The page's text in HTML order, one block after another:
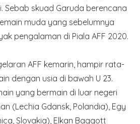
Sebab skuad Garuda berencana
muda yang sebelumnya
pengalaman di Piala AFF 2020.
AFF kemarin, hampir rata-
dengan usia di bawah U 23.
yang bermain di luar negeri
(Lechia Gdansk, Polandia), Egy
Slovakia), Elkan Baggott